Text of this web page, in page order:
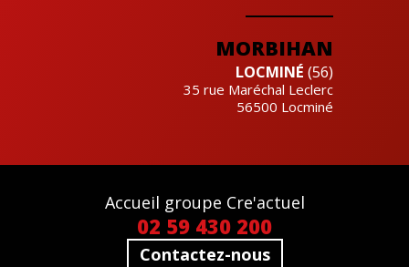
MORBIHAN
LOCMINÉ (56)
35 rue Maréchal Leclerc
56500 Locminé
Accueil groupe Cre'actuel
02 59 430 200
Contactez-nous